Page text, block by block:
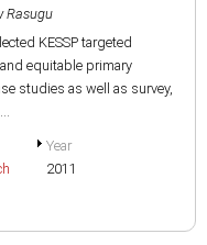
Rasugu
KESSP targeted
equitable primary
studies as well as survey,
Year
2011